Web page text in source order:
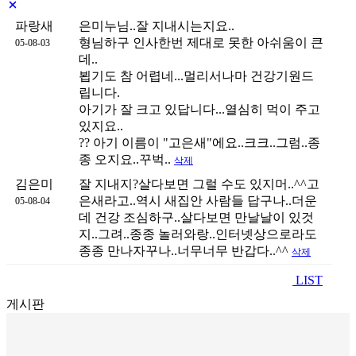
파랑새
05-08-03
은미누님..잘 지내시는지요..
형님하구 인사한번 제대로 못한 아쉬움이 큰
데..
뵙기도 참 어렵네...멀리서나마 건강기원드
립니다.
아기가 잘 크고 있답니다...열심히 먹이 주고
있지요..
?? 아기 이름이 "고은새"에요..크크..그럼..종
종 오지요..꾸벅.. 삭제
김은미
05-08-04
잘 지내지?살다보면 그럴 수도 있지머..^^고
은새라고..역시 새집안 사람들 답구나..더운
데 건강 조심하구..살다보면 만날날이 있것
지..그려..종종 놀러와랑..인터넷상으로라도
종종 만나자꾸나..너무너무 반갑다..^^ 삭제
LIST
게시판